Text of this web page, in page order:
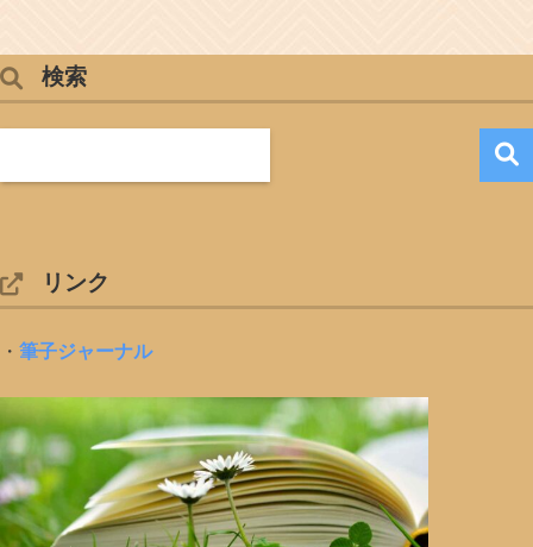
検索
リンク
・ 筆子ジャーナル